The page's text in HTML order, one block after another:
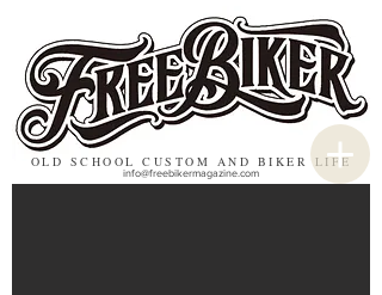
OLD SCHOOL CUSTOM AND BIKER LIFE
info@freebikermagazine.com